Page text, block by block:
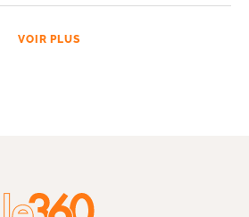
VOIR PLUS